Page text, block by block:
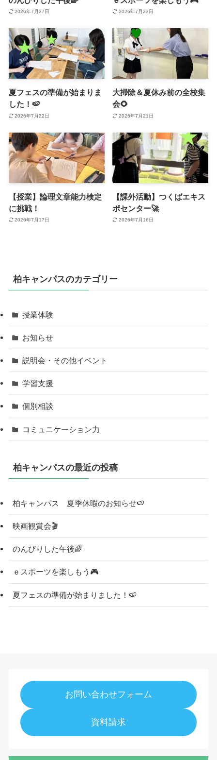
2026年7月27日 2026年7月23日
夏フェスの準備が始まりま
した！🍉
2026年7月22日
大掃除＆夏休み前の全校集
会🌻
2026年7月21日
【授業】論理文章能力検定
に挑戦！
2026年7月17日
【課外活動】つくばエキス
ポセンター🚀
2026年7月16日
柏キャンパスのカテゴリー
授業体験
お知らせ
説明会・その他イベント
学習支援
個別相談
コミュニケーション力
柏キャンパスの最近の投稿
柏キャンパス 夏季休暇のお知らせ🍉
映画観賞会🎬
のんびりした午後🌈
ｅスポーツを楽しもう🎮
夏フェスの準備が始まりました！🍉
お問い合わせフォーム
資料請求